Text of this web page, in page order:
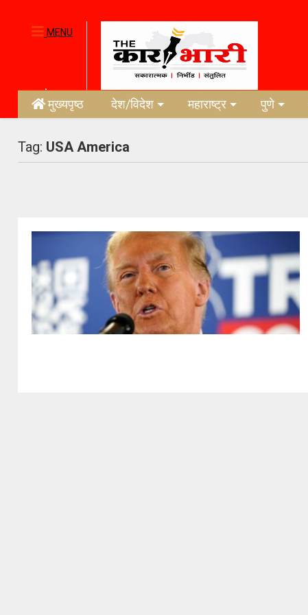
MENU
मुख्यपृष्ठ देश/विदेश महाराष्ट्र पुणे
Tag: USA America